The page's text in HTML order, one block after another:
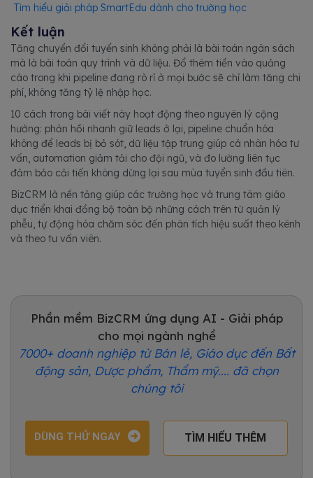
Tìm hiểu giải pháp SmartEdu dành cho trường học
Kết luận
Tăng chuyển đổi tuyển sinh không phải là bài toán ngân sách
mà là bài toán quy trình và dữ liệu. Đổ thêm tiền vào quảng
cáo trong khi pipeline đang rò rỉ ở mọi bước sẽ chỉ làm tăng chi
phí, không tăng tỷ lệ nhập học.
10 cách trong bài viết này hoạt động theo nguyên lý cộng
hưởng: phản hồi nhanh giữ leads ở lại, pipeline chuẩn hóa
không để leads bị bỏ sót, dữ liệu tập trung giúp cá nhân hóa tư
vấn, automation giảm tải cho đội ngũ, và đo lường liên tục
đảm bảo cải tiến không dừng lại sau mùa tuyển sinh đầu tiên.
BizCRM là nền tảng giúp các trường học và trung tâm giáo
dục triển khai đồng bộ toàn bộ những cách trên từ quản lý
phễu, tự động hóa chăm sóc đến phân tích hiệu suất theo kênh
và theo tư vấn viên.
Phần mềm BizCRM ứng dụng AI - Giải pháp
cho mọi ngành nghề
7000+ doanh nghiệp từ Bán lẻ, Giáo dục đến Bất
động sản, Dược phẩm, Thẩm mỹ.... đã chọn
chúng tôi
DÙNG THỬ NGAY TÌM HIỂU THÊM